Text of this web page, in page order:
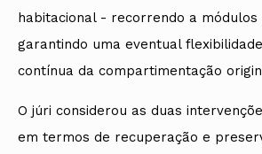
habitacional - recorrendo a módulos
garantindo uma eventual
contínua da compartimentação
O júri considerou as duas
em termos de recuperação e